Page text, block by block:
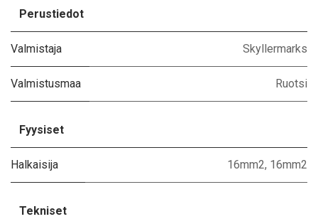
Perustiedot
Valmistaja Skyllermarks
Valmistusmaa Ruotsi
Fyysiset
Halkaisija 16mm2, 16mm2
Tekniset